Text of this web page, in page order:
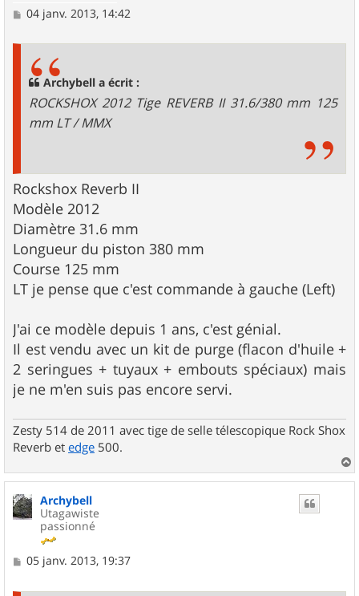
M
04 janv. 2013, 14:42
Archybell a écrit :
ROCKSHOX 2012 Tige REVERB II 31.6/380 mm 125
mm LT / MMX
Rockshox Reverb II
Modèle 2012
Diamètre 31.6 mm
Longueur du piston 380 mm
Course 125 mm
LT je pense que c'est commande à gauche (Left)
J'ai ce modèle depuis 1 ans, c'est génial.
Il est vendu avec un kit de purge (flacon d'huile +
2 seringues + tuyaux + embouts spéciaux) mais
je ne m'en suis pas encore servi.
Zesty 514 de 2011 avec tige de selle télescopique Rock Shox
Reverb et edge 500.
a
Archybell
Utagawiste
passionné
M
05 janv. 2013, 19:37